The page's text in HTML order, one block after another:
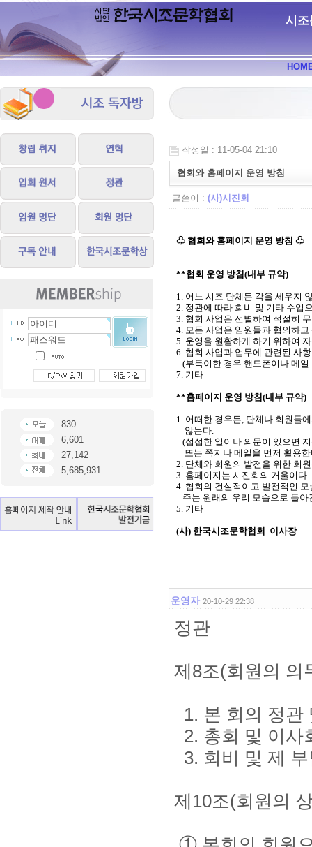
시조
830
6,601
27,142
5,685,931
작성일 : 11-05-04 21:10
협회와 홈페이지 운영 방침
글쓴이 : (사)시진회
♧ 협회와 홈페이지 운영 방침 ♧
**협회 운영 방침(내부 규약)
1. 어느 시조 단체든 각을 세우지
2. 정관에 따라 회비 및 기타 수입
3. 협회 사업은 선별하여 적절히
4. 모든 사업은 임원들과 협의하
5. 운영을 원활하게 하기 위하여
6. 협회 사업과 업무에 관련된 사
(부득이한 경우 핸드폰이나 메
7. 기타
**홈페이지 운영 방침(내부 규약)
1. 어떠한 경우든, 단체나 회원들
않는다.
(섭섭한 일이나 의문이 있으면
또는 쪽지나 메일을 먼저 활용한
2. 단체와 회원의 발전을 위한 회
3. 홈페이지는 시진회의 거울이다
4. 협회의 건설적이고 발전적인
주는 원래의 우리 모습으로 돌아
5. 기타
(사) 한국시조문학협회 이사장
운영자 20-10-29 22:38
정관
제8조(회원의 의
1. 본 회의 정관
2. 총회 및 이사
3. 회비 및 제
제10조(회원의